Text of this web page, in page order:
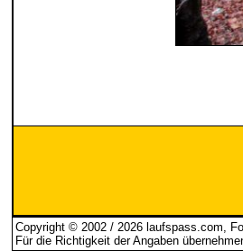
Copyright © 2002 / 2026 laufspass.com,
Für die Richtigkeit der Angaben